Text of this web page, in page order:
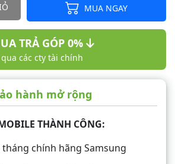
MUA NGAY
TRẢ GÓP 0%
qua các cty tài chính
hành mở rộng
THÀNH CÔNG:
chính hãng Samsung